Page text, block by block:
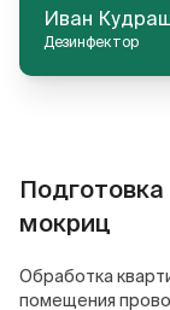
Иван
Дезинфектор
мокриц
Обработка
помещения